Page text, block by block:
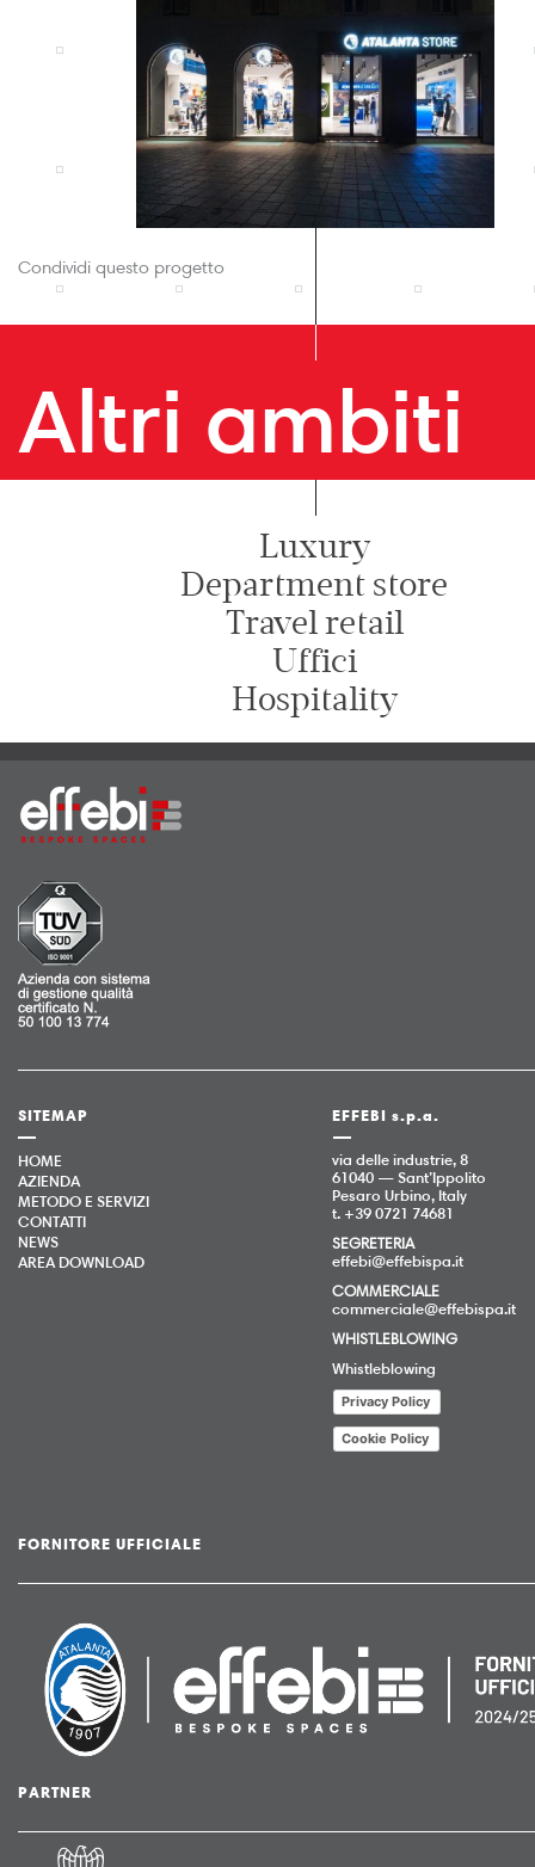
Condividi questo progetto
Altri ambiti
Luxury
Department store
Travel retail
Uffici
Hospitality
SITEMAP
HOME
AZIENDA
METODO E SERVIZI
CONTATTI
NEWS
AREA DOWNLOAD
EFFEBI s.p.a.
via delle industrie, 8
61040 — Sant’Ippolito
Pesaro Urbino, Italy
t. +39 0721 74681
SEGRETERIA
effebi@effebispa.it
COMMERCIALE
commerciale@effebispa.it
WHISTLEBLOWING
Whistleblowing
Privacy Policy
Cookie Policy
FORNITORE UFFICIALE
PARTNER